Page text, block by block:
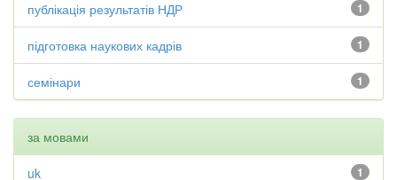
1
публікація результатів НДР
1
підготовка наукових кадрів
1
семінари
за мовами
1
uk